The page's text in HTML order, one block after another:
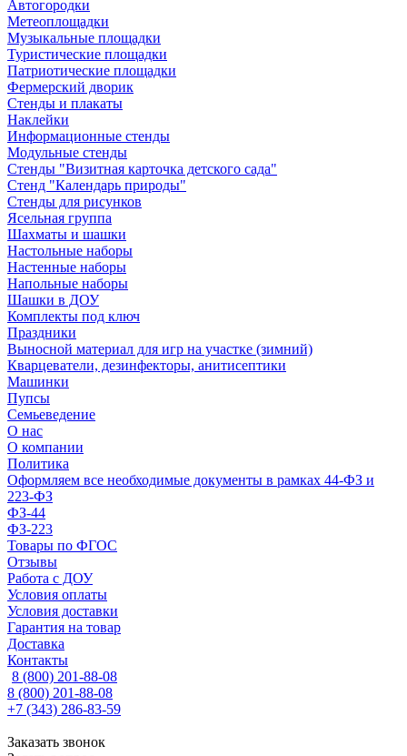
Автогородки
Метеоплощадки
Музыкальные площадки
Туристические площадки
Патриотические площадки
Фермерский дворик
Стенды и плакаты
Наклейки
Информационные стенды
Модульные стенды
Стенды "Визитная карточка детского сада"
Стенд "Календарь природы"
Стенды для рисунков
Ясельная группа
Шахматы и шашки
Настольные наборы
Настенные наборы
Напольные наборы
Шашки в ДОУ
Комплекты под ключ
Праздники
Выносной материал для игр на участке (зимний)
Кварцеватели, дезинфекторы, анитисептики
Машинки
Пупсы
Семьеведение
О нас
О компании
Политика
Оформляем все необходимые документы в рамках 44-ФЗ и
223-ФЗ
ФЗ-44
ФЗ-223
Товары по ФГОС
Отзывы
Работа с ДОУ
Условия оплаты
Условия доставки
Гарантия на товар
Доставка
Контакты
8 (800) 201-88-08
8 (800) 201-88-08
+7 (343) 286-83-59
Заказать звонок